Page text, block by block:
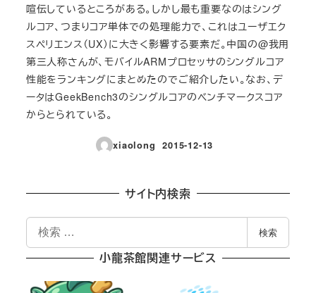
喧伝しているところがある。しかし最も重要なのはシング
ルコア、つまりコア単体での処理能力で、これはユーザエク
スペリエンス（UX）に大きく影響する要素だ。中国の@我用
第三人称さんが、モバイルARMプロセッサのシングルコア
性能をランキングにまとめたのでご紹介したい。なお、デ
ータはGeekBench3のシングルコアのベンチマークスコア
からとられている。
xiaolong
投稿日
2015-12-13
サイト内検索
索
検索
小龍茶館関連サービス